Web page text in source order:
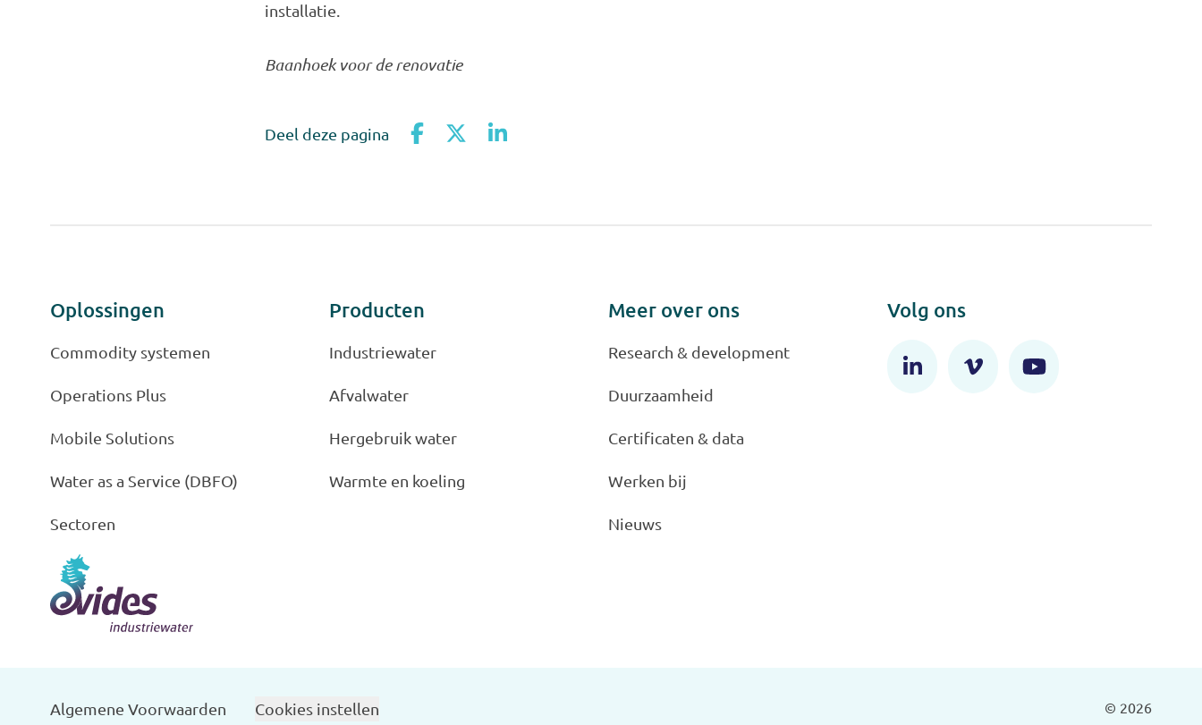
installatie.
Baanhoek voor de renovatie
Deel deze pagina
Oplossingen
Commodity systemen
Operations Plus
Mobile Solutions
Water as a Service (DBFO)
Sectoren
Producten
Industriewater
Afvalwater
Hergebruik water
Warmte en koeling
Meer over ons
Research & development
Duurzaamheid
Certificaten & data
Werken bij
Nieuws
Volg ons
Algemene Voorwaarden Cookies instellen © 2026